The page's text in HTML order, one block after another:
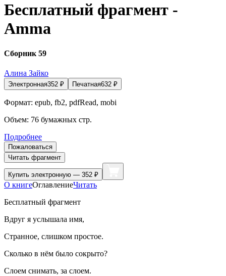
Бесплатный фрагмент -
Amma
Cборник 59
Алина Зайко
Электронная352 ₽ Печатная632 ₽
Формат: epub, fb2, pdfRead, mobi
Объем: 76 бумажных стр.
Подробнее
Пожаловаться
Читать фрагмент
Купить электронную — 352 ₽
О книгеОглавлениеЧитать
Бесплатный фрагмент
Вдруг я услышала имя,
Странное, слишком простое.
Сколько в нём было сокрыто?
Слоем снимать, за слоем.